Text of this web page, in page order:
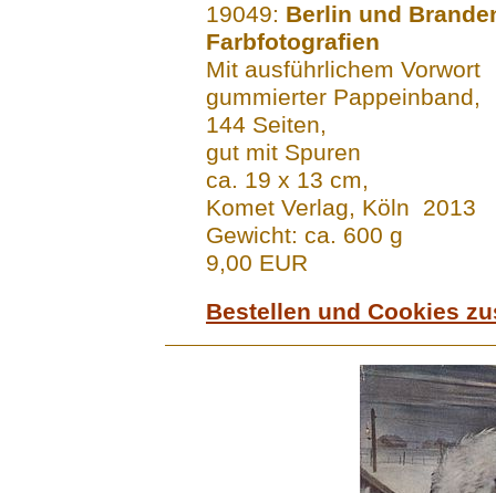
19049: Berlin und
Farbfotografien
Mit ausführlichem Vorwort
gummierter Pappeinband,
144 Seiten,
gut mit Spuren
ca. 19 x 13 cm,
Komet Verlag, Köln 2013
Gewicht: ca. 600 g
9,00 EUR
Bestellen und Cookies